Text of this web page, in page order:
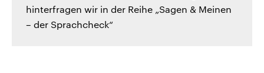
hinterfragen wir in der Reihe „Sagen & Meinen
– der Sprachcheck“